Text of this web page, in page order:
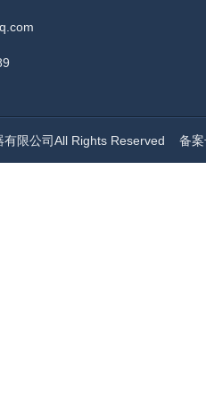
有限公司All Rights Reserved 备